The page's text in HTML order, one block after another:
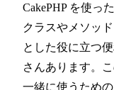
CakePHP を使っ
クラスやメソッ
とした役に立つ
さんあります。
一緒に使うため